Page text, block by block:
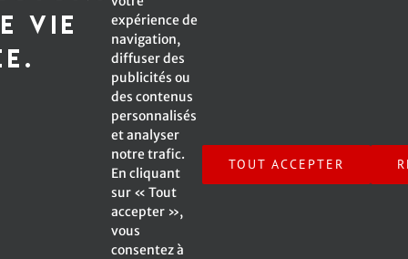
*Champ obligatoire
Inscrivez-moi à l'infolettre !
vie
expérience de
navigation,
diffuser des
publicités ou
des contenus
personnalisés
et analyser
notre trafic.
En cliquant
sur « Tout
accepter »,
vous
consentez à
TOUT ACCEPTER